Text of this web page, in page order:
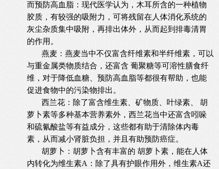
而预防高血脂：现代医学认为，木耳所含的一种植物
胶质，有较强的吸附力，可将残留在人体消化系统的
灰尘杂质集中吸附，再排出体外，从而起到排毒清胃
的作用。
燕麦：燕麦当中不仅富含纤维素和半纤维素，可以
与重金属类物质结合，还富含 葡聚糖等可溶性膳食纤
维，对于降低血糖、预防高血脂等都很有帮助，也能
促进食物中的污染物排出。
西兰花：除了富含维生素、矿物质、叶绿素、 胡
萝卜素等多种基本营养素外，西兰花当中还富含吲哚
和硫氰酸盐等有益成分，这些都有助于清除体内毒
素，从而减小肾脏负担，并且有助预防癌症。
胡萝卜：胡萝卜含有丰富的 胡萝卜素，能在人体
内转化为维生素A：除了具有护眼作用外，维生素A还